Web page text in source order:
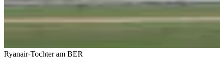
Ryanair-Tochter am BER